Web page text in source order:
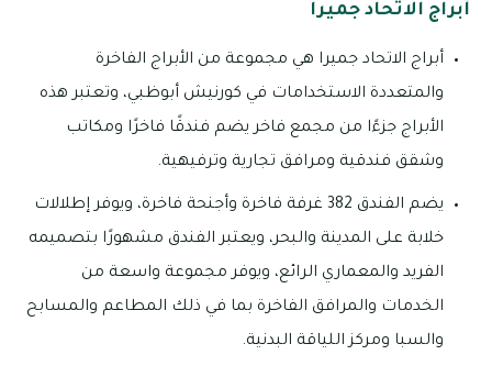
أبراج الاتحاد جميرا
أبراج الاتحاد جميرا هي مجموعة من الأبراج الفاخرة
والمتعددة الاستخدامات في كورنيش أبوظبي، وتعتبر هذه
الأبراج جزءًا من مجمع فاخر يضم فندقًا فاخرًا ومكاتب
وشقق فندقية ومرافق تجارية وترفيهية.
يضم الفندق 382 غرفة فاخرة وأجنحة فاخرة، ويوفر إطلالات
خلابة على المدينة والبحر، ويعتبر الفندق مشهورًا بتصميمه
الفريد والمعماري الرائع، ويوفر مجموعة واسعة من
الخدمات والمرافق الفاخرة بما في ذلك المطاعم والمسابح
والسبا ومركز اللياقة البدنية.